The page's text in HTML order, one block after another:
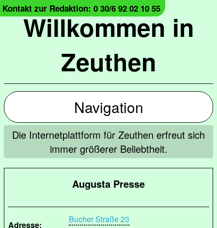
Willkommen in
Zeuthen
Kontakt zur Redaktion: 0 30/6 92 02 10 55
Navigation
Die Internetplattform für Zeuthen erfreut sich
immer größerer Beliebtheit.
Augusta Presse
Adresse:
Bucher Straße 23